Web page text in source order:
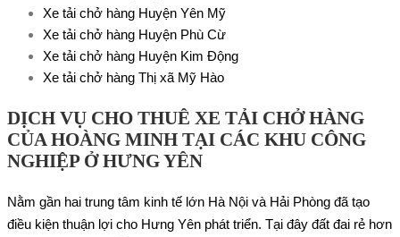
Xe tải chở hàng Huyện Yên Mỹ
Xe tải chở hàng Huyện Phù Cừ
Xe tải chở hàng Huyện Kim Động
Xe tải chở hàng Thị xã Mỹ Hào
DỊCH VỤ CHO THUÊ XE TẢI CHỞ HÀNG
CỦA HOÀNG MINH TẠI CÁC KHU CÔNG
NGHIỆP Ở HƯNG YÊN
Nằm gần hai trung tâm kinh tế lớn Hà Nội và Hải Phòng đã tạo
điều kiện thuận lợi cho Hưng Yên phát triển. Tại đây đất đai rẻ hơn